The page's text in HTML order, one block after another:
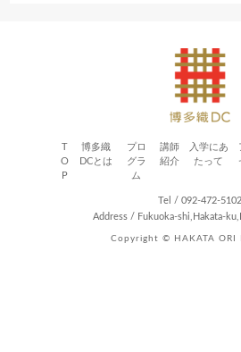
Copyright © HAKATA ORI
T
O
P
博多織
DCとは
プロ
グラ
ム
講師
紹介
入学にあ
たって
Tel / 092-472-5102
Address / Fukuoka-shi,Hakata-